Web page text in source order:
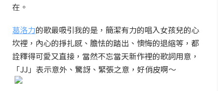
在。
葛洛力的歌最吸引我的是，簡潔有力的唱入女孩兒的心
坎裡，內心的掙扎感、膽怯的踏出、懊悔的退縮等，都
詮釋得可愛又直接，當然不忘當天新作裡的歌詞用意，
「JJ」表示意外、驚訝、緊張之意，好俏皮啊～